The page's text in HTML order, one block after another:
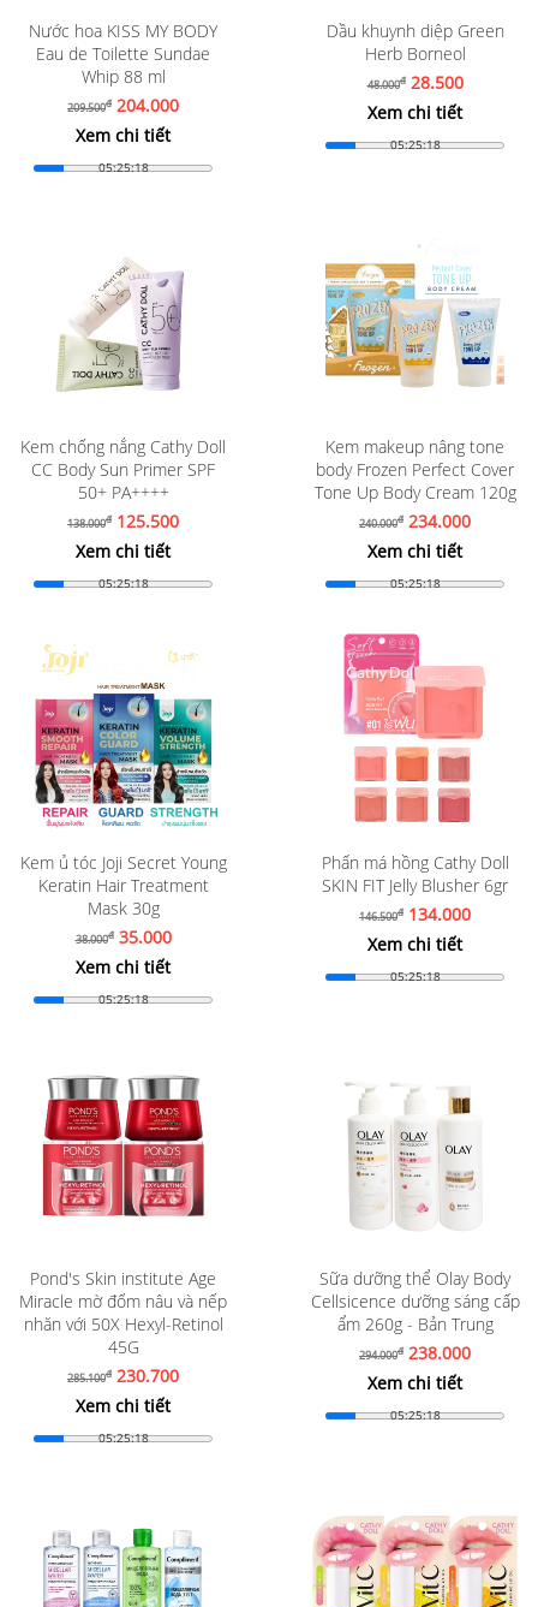
Nước hoa KISS MY BODY
Eau de Toilette Sundae
Whip 88 ml
209.500đ 204.000
Xem chi tiết
05:25:16
Dầu khuynh diệp Green
Herb Borneol
48.000đ28.500
Xem chi tiết
05:25:16
Kem chống nắng Cathy Doll
CC Body Sun Primer SPF
50+ PA++++
138.000đ 125.500
Xem chi tiết
05:25:16
Kem makeup nâng tone
body Frozen Perfect Cover
Tone Up Body Cream 120g
240.000đ 234.000
Xem chi tiết
05:25:16
Kem ủ tóc Joji Secret Young
Keratin Hair Treatment
Mask 30g
38.000đ35.000
Xem chi tiết
05:25:16
Phấn má hồng Cathy Doll
SKIN FIT Jelly Blusher 6gr
146.500đ 134.000
Xem chi tiết
05:25:16
Pond's Skin institute Age
Miracle mờ đốm nâu và nếp
nhăn với 50X Hexyl-Retinol
45G
285.100đ 230.700
Xem chi tiết
05:25:16
Sữa dưỡng thể Olay Body
Cellsicence dưỡng sáng cấp
ẩm 260g - Bản Trung
294.000đ 238.000
Xem chi tiết
05:25:16